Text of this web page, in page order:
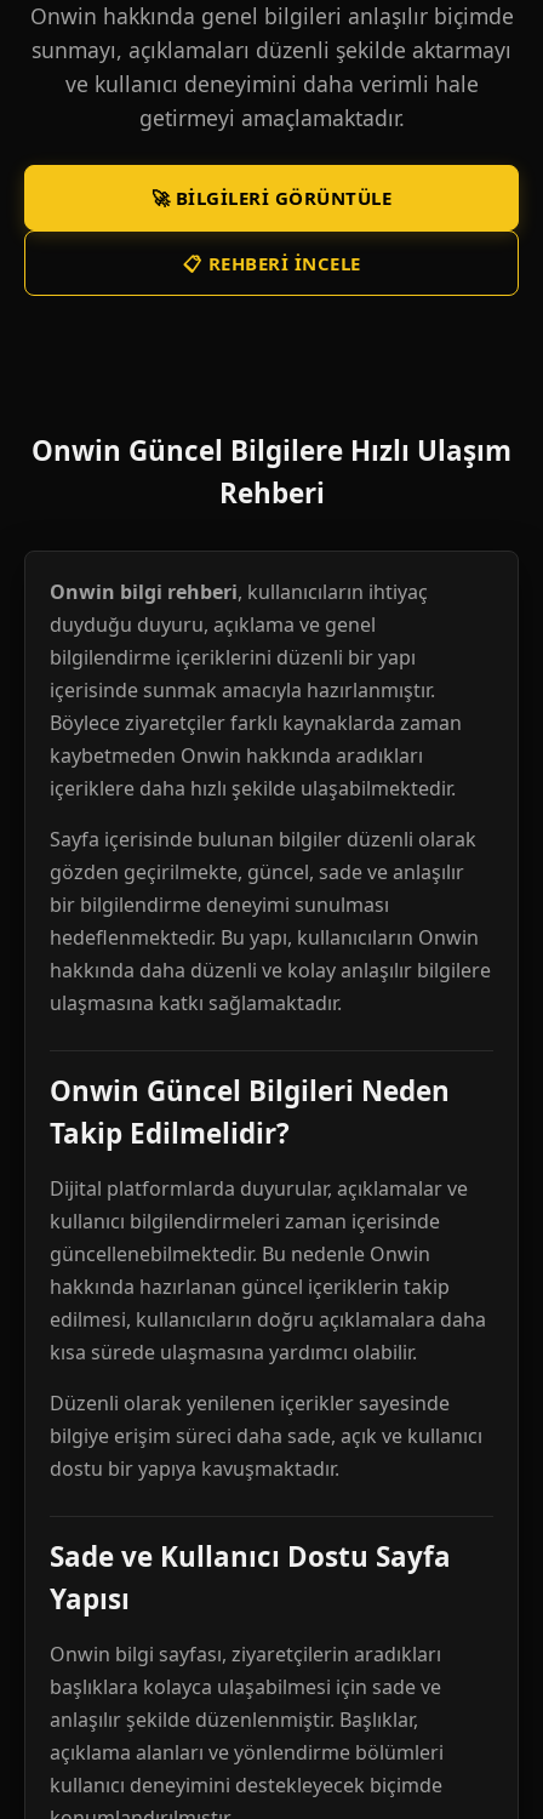
Onwin hakkında genel bilgileri anlaşılır biçimde
sunmayı, açıklamaları düzenli şekilde aktarmayı
ve kullanıcı deneyimini daha verimli hale
getirmeyi amaçlamaktadır.
🚀 BILGILERI GÖRÜNTÜLE
📋 REHBERI İNCELE
Onwin Güncel Bilgilere Hızlı Ulaşım
Rehberi
Onwin bilgi rehberi, kullanıcıların ihtiyaç
duyduğu duyuru, açıklama ve genel
bilgilendirme içeriklerini düzenli bir yapı
içerisinde sunmak amacıyla hazırlanmıştır.
Böylece ziyaretçiler farklı kaynaklarda zaman
kaybetmeden Onwin hakkında aradıkları
içeriklere daha hızlı şekilde ulaşabilmektedir.
Sayfa içerisinde bulunan bilgiler düzenli olarak
gözden geçirilmekte, güncel, sade ve anlaşılır
bir bilgilendirme deneyimi sunulması
hedeflenmektedir. Bu yapı, kullanıcıların Onwin
hakkında daha düzenli ve kolay anlaşılır bilgilere
ulaşmasına katkı sağlamaktadır.
Onwin Güncel Bilgileri Neden
Takip Edilmelidir?
Dijital platformlarda duyurular, açıklamalar ve
kullanıcı bilgilendirmeleri zaman içerisinde
güncellenebilmektedir. Bu nedenle Onwin
hakkında hazırlanan güncel içeriklerin takip
edilmesi, kullanıcıların doğru açıklamalara daha
kısa sürede ulaşmasına yardımcı olabilir.
Düzenli olarak yenilenen içerikler sayesinde
bilgiye erişim süreci daha sade, açık ve kullanıcı
dostu bir yapıya kavuşmaktadır.
Sade ve Kullanıcı Dostu Sayfa
Yapısı
Onwin bilgi sayfası, ziyaretçilerin aradıkları
başlıklara kolayca ulaşabilmesi için sade ve
anlaşılır şekilde düzenlenmiştir. Başlıklar,
açıklama alanları ve yönlendirme bölümleri
kullanıcı deneyimini destekleyecek biçimde